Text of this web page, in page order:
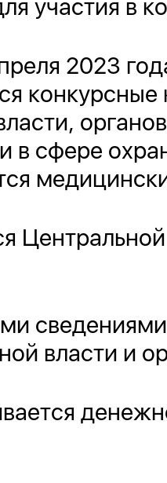
участия в
2023
конкурсные
в сфере
власти и